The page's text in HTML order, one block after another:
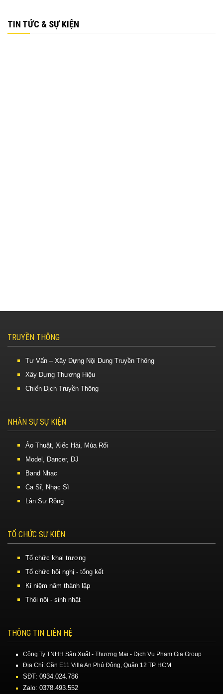
TIN TỨC & SỰ KIỆN
TRUYỀN THÔNG
Tư Vấn – Xây Dựng Nội Dung Truyền Thông
Xây Dựng Thương Hiệu
Chiến Dịch Truyền Thông
NHÂN SỰ SỰ KIỆN
Ảo Thuật, Xiếc Hài, Múa Rối
Model, Dancer, DJ
Band Nhạc
Ca Sĩ, Nhạc Sĩ
Lân Sư Rồng
TỔ CHỨC SỰ KIỆN
Tổ chức khai trương
Tổ chức hội nghị - tổng kết
Kỉ niệm năm thành lập
Thôi nôi - sinh nhật
THÔNG TIN LIÊN HỆ
Công Ty TNHH Sản Xuất - Thương Mại - Dịch Vụ Phạm Gia Group
Địa Chỉ: Căn E11 Villa An Phú Đông, Quận 12 TP HCM
SĐT: 0934.024.786
Zalo: 0378.493.552